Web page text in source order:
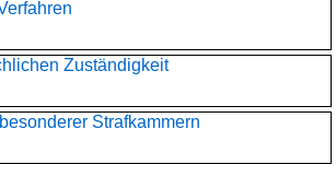
Zuständigkeit
Strafkammern